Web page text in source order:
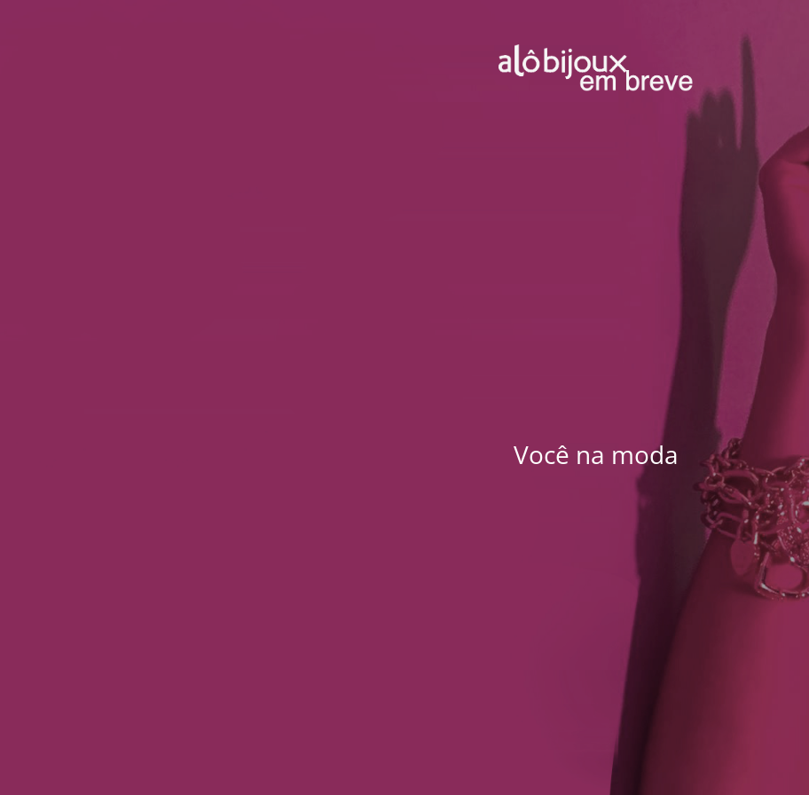
Você na moda